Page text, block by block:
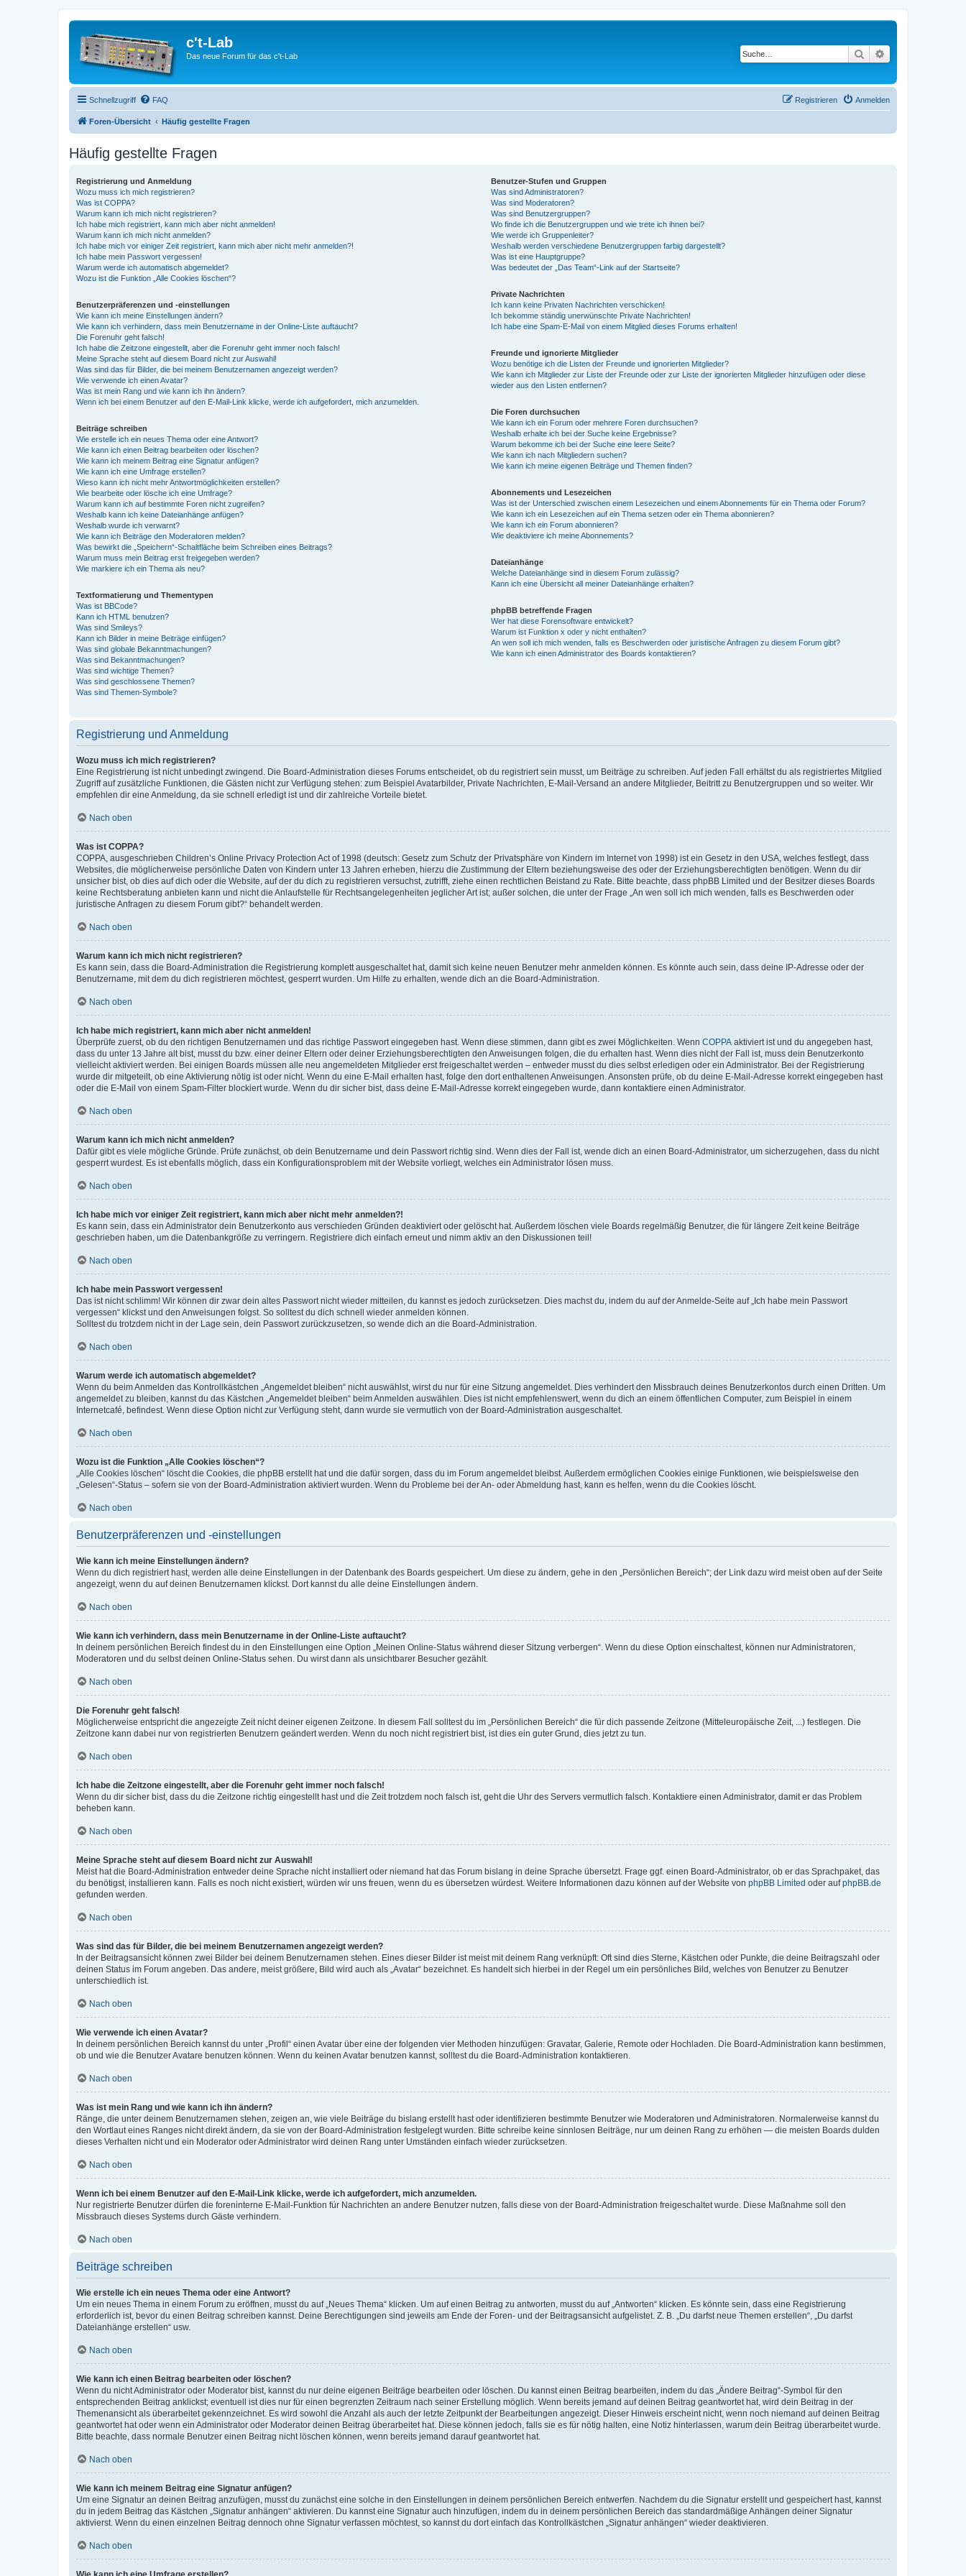
c't-Lab
Das neue Forum für das c't-Lab Suche
Schnellzugriff FAQ Anmelden
Registrieren
Foren-Übersicht Häufig gestellte Fragen
Häufig gestellte Fragen
Registrierung und Anmeldung
Wozu muss ich mich registrieren?
Was ist COPPA?
Warum kann ich mich nicht registrieren?
Ich habe mich registriert, kann mich aber nicht anmelden!
Warum kann ich mich nicht anmelden?
Ich habe mich vor einiger Zeit registriert, kann mich aber nicht mehr anmelden?!
Ich habe mein Passwort vergessen!
Warum werde ich automatisch abgemeldet?
Wozu ist die Funktion „Alle Cookies löschen“?
Benutzerpräferenzen und -einstellungen
Wie kann ich meine Einstellungen ändern?
Wie kann ich verhindern, dass mein Benutzername in der Online-Liste auftaucht?
Die Forenuhr geht falsch!
Ich habe die Zeitzone eingestellt, aber die Forenuhr geht immer noch falsch!
Meine Sprache steht auf diesem Board nicht zur Auswahl!
Was sind das für Bilder, die bei meinem Benutzernamen angezeigt werden?
Wie verwende ich einen Avatar?
Was ist mein Rang und wie kann ich ihn ändern?
Wenn ich bei einem Benutzer auf den E-Mail-Link klicke, werde ich aufgefordert, mich anzumelden.
Beiträge schreiben
Wie erstelle ich ein neues Thema oder eine Antwort?
Wie kann ich einen Beitrag bearbeiten oder löschen?
Wie kann ich meinem Beitrag eine Signatur anfügen?
Wie kann ich eine Umfrage erstellen?
Wieso kann ich nicht mehr Antwortmöglichkeiten erstellen?
Wie bearbeite oder lösche ich eine Umfrage?
Warum kann ich auf bestimmte Foren nicht zugreifen?
Weshalb kann ich keine Dateianhänge anfügen?
Weshalb wurde ich verwarnt?
Wie kann ich Beiträge den Moderatoren melden?
Was bewirkt die „Speichern“-Schaltfläche beim Schreiben eines Beitrags?
Warum muss mein Beitrag erst freigegeben werden?
Wie markiere ich ein Thema als neu?
Textformatierung und Thementypen
Was ist BBCode?
Kann ich HTML benutzen?
Was sind Smileys?
Kann ich Bilder in meine Beiträge einfügen?
Was sind globale Bekanntmachungen?
Was sind Bekanntmachungen?
Was sind wichtige Themen?
Was sind geschlossene Themen?
Was sind Themen-Symbole?
Benutzer-Stufen und Gruppen
Was sind Administratoren?
Was sind Moderatoren?
Was sind Benutzergruppen?
Wo finde ich die Benutzergruppen und wie trete ich ihnen bei?
Wie werde ich Gruppenleiter?
Weshalb werden verschiedene Benutzergruppen farbig dargestellt?
Was ist eine Hauptgruppe?
Was bedeutet der „Das Team“-Link auf der Startseite?
Private Nachrichten
Ich kann keine Privaten Nachrichten verschicken!
Ich bekomme ständig unerwünschte Private Nachrichten!
Ich habe eine Spam-E-Mail von einem Mitglied dieses Forums erhalten!
Freunde und ignorierte Mitglieder
Wozu benötige ich die Listen der Freunde und ignorierten Mitglieder?
Wie kann ich Mitglieder zur Liste der Freunde oder zur Liste der ignorierten Mitglieder hinzufügen oder diese
wieder aus den Listen entfernen?
Die Foren durchsuchen
Wie kann ich ein Forum oder mehrere Foren durchsuchen?
Weshalb erhalte ich bei der Suche keine Ergebnisse?
Warum bekomme ich bei der Suche eine leere Seite?
Wie kann ich nach Mitgliedern suchen?
Wie kann ich meine eigenen Beiträge und Themen finden?
Abonnements und Lesezeichen
Was ist der Unterschied zwischen einem Lesezeichen und einem Abonnements für ein Thema oder Forum?
Wie kann ich ein Lesezeichen auf ein Thema setzen oder ein Thema abonnieren?
Wie kann ich ein Forum abonnieren?
Wie deaktiviere ich meine Abonnements?
Dateianhänge
Welche Dateianhänge sind in diesem Forum zulässig?
Kann ich eine Übersicht all meiner Dateianhänge erhalten?
phpBB betreffende Fragen
Wer hat diese Forensoftware entwickelt?
Warum ist Funktion x oder y nicht enthalten?
An wen soll ich mich wenden, falls es Beschwerden oder juristische Anfragen zu diesem Forum gibt?
Wie kann ich einen Administrator des Boards kontaktieren?
Registrierung und Anmeldung
Wozu muss ich mich registrieren?
Eine Registrierung ist nicht unbedingt zwingend. Die Board-Administration dieses Forums entscheidet, ob du registriert sein musst, um Beiträge zu schreiben. Auf jeden Fall erhältst du als registriertes Mitglied
Zugriff auf zusätzliche Funktionen, die Gästen nicht zur Verfügung stehen: zum Beispiel Avatarbilder, Private Nachrichten, E-Mail-Versand an andere Mitglieder, Beitritt zu Benutzergruppen und so weiter. Wir
empfehlen dir eine Anmeldung, da sie schnell erledigt ist und dir zahlreiche Vorteile bietet.
Nach oben
Was ist COPPA?
COPPA, ausgeschrieben Children’s Online Privacy Protection Act of 1998 (deutsch: Gesetz zum Schutz der Privatsphäre von Kindern im Internet von 1998) ist ein Gesetz in den USA, welches festlegt, dass
Websites, die möglicherweise persönliche Daten von Kindern unter 13 Jahren erheben, hierzu die Zustimmung der Eltern beziehungsweise des oder der Erziehungsberechtigten benötigen. Wenn du dir
unsicher bist, ob dies auf dich oder die Website, auf der du dich zu registrieren versuchst, zutrifft, ziehe einen rechtlichen Beistand zu Rate. Bitte beachte, dass phpBB Limited und der Besitzer dieses Boards
keine Rechtsberatung anbieten kann und nicht die Anlaufstelle für Rechtsangelegenheiten jeglicher Art ist; außer solchen, die unter der Frage „An wen soll ich mich wenden, falls es Beschwerden oder
juristische Anfragen zu diesem Forum gibt?“ behandelt werden.
Nach oben
Warum kann ich mich nicht registrieren?
Es kann sein, dass die Board-Administration die Registrierung komplett ausgeschaltet hat, damit sich keine neuen Benutzer mehr anmelden können. Es könnte auch sein, dass deine IP-Adresse oder der
Benutzername, mit dem du dich registrieren möchtest, gesperrt wurden. Um Hilfe zu erhalten, wende dich an die Board-Administration.
Nach oben
Ich habe mich registriert, kann mich aber nicht anmelden!
Überprüfe zuerst, ob du den richtigen Benutzernamen und das richtige Passwort eingegeben hast. Wenn diese stimmen, dann gibt es zwei Möglichkeiten. Wenn COPPA aktiviert ist und du angegeben hast,
dass du unter 13 Jahre alt bist, musst du bzw. einer deiner Eltern oder deiner Erziehungsberechtigten den Anweisungen folgen, die du erhalten hast. Wenn dies nicht der Fall ist, muss dein Benutzerkonto
vielleicht aktiviert werden. Bei einigen Boards müssen alle neu angemeldeten Mitglieder erst freigeschaltet werden – entweder musst du dies selbst erledigen oder ein Administrator. Bei der Registrierung
wurde dir mitgeteilt, ob eine Aktivierung nötig ist oder nicht. Wenn du eine E-Mail erhalten hast, folge den dort enthaltenen Anweisungen. Ansonsten prüfe, ob du deine E-Mail-Adresse korrekt eingegeben hast
oder die E-Mail von einem Spam-Filter blockiert wurde. Wenn du dir sicher bist, dass deine E-Mail-Adresse korrekt eingegeben wurde, dann kontaktiere einen Administrator.
Nach oben
Warum kann ich mich nicht anmelden?
Dafür gibt es viele mögliche Gründe. Prüfe zunächst, ob dein Benutzername und dein Passwort richtig sind. Wenn dies der Fall ist, wende dich an einen Board-Administrator, um sicherzugehen, dass du nicht
gesperrt wurdest. Es ist ebenfalls möglich, dass ein Konfigurationsproblem mit der Website vorliegt, welches ein Administrator lösen muss.
Nach oben
Ich habe mich vor einiger Zeit registriert, kann mich aber nicht mehr anmelden?!
Es kann sein, dass ein Administrator dein Benutzerkonto aus verschieden Gründen deaktiviert oder gelöscht hat. Außerdem löschen viele Boards regelmäßig Benutzer, die für längere Zeit keine Beiträge
geschrieben haben, um die Datenbankgröße zu verringern. Registriere dich einfach erneut und nimm aktiv an den Diskussionen teil!
Nach oben
Ich habe mein Passwort vergessen!
Das ist nicht schlimm! Wir können dir zwar dein altes Passwort nicht wieder mitteilen, du kannst es jedoch zurücksetzen. Dies machst du, indem du auf der Anmelde-Seite auf „Ich habe mein Passwort
vergessen“ klickst und den Anweisungen folgst. So solltest du dich schnell wieder anmelden können.
Solltest du trotzdem nicht in der Lage sein, dein Passwort zurückzusetzen, so wende dich an die Board-Administration.
Nach oben
Warum werde ich automatisch abgemeldet?
Wenn du beim Anmelden das Kontrollkästchen „Angemeldet bleiben“ nicht auswählst, wirst du nur für eine Sitzung angemeldet. Dies verhindert den Missbrauch deines Benutzerkontos durch einen Dritten. Um
angemeldet zu bleiben, kannst du das Kästchen „Angemeldet bleiben“ beim Anmelden auswählen. Dies ist nicht empfehlenswert, wenn du dich an einem öffentlichen Computer, zum Beispiel in einem
Internetcafé, befindest. Wenn diese Option nicht zur Verfügung steht, dann wurde sie vermutlich von der Board-Administration ausgeschaltet.
Nach oben
Wozu ist die Funktion „Alle Cookies löschen“?
„Alle Cookies löschen“ löscht die Cookies, die phpBB erstellt hat und die dafür sorgen, dass du im Forum angemeldet bleibst. Außerdem ermöglichen Cookies einige Funktionen, wie beispielsweise den
„Gelesen“-Status – sofern sie von der Board-Administration aktiviert wurden. Wenn du Probleme bei der An- oder Abmeldung hast, kann es helfen, wenn du die Cookies löscht.
Nach oben
Benutzerpräferenzen und -einstellungen
Wie kann ich meine Einstellungen ändern?
Wenn du dich registriert hast, werden alle deine Einstellungen in der Datenbank des Boards gespeichert. Um diese zu ändern, gehe in den „Persönlichen Bereich“; der Link dazu wird meist oben auf der Seite
angezeigt, wenn du auf deinen Benutzernamen klickst. Dort kannst du alle deine Einstellungen ändern.
Nach oben
Wie kann ich verhindern, dass mein Benutzername in der Online-Liste auftaucht?
In deinem persönlichen Bereich findest du in den Einstellungen eine Option „Meinen Online-Status während dieser Sitzung verbergen“. Wenn du diese Option einschaltest, können nur Administratoren,
Moderatoren und du selbst deinen Online-Status sehen. Du wirst dann als unsichtbarer Besucher gezählt.
Nach oben
Die Forenuhr geht falsch!
Möglicherweise entspricht die angezeigte Zeit nicht deiner eigenen Zeitzone. In diesem Fall solltest du im „Persönlichen Bereich“ die für dich passende Zeitzone (Mitteleuropäische Zeit, ...) festlegen. Die
Zeitzone kann dabei nur von registrierten Benutzern geändert werden. Wenn du noch nicht registriert bist, ist dies ein guter Grund, dies jetzt zu tun.
Nach oben
Ich habe die Zeitzone eingestellt, aber die Forenuhr geht immer noch falsch!
Wenn du dir sicher bist, dass du die Zeitzone richtig eingestellt hast und die Zeit trotzdem noch falsch ist, geht die Uhr des Servers vermutlich falsch. Kontaktiere einen Administrator, damit er das Problem
beheben kann.
Nach oben
Meine Sprache steht auf diesem Board nicht zur Auswahl!
Meist hat die Board-Administration entweder deine Sprache nicht installiert oder niemand hat das Forum bislang in deine Sprache übersetzt. Frage ggf. einen Board-Administrator, ob er das Sprachpaket, das
du benötigst, installieren kann. Falls es noch nicht existiert, würden wir uns freuen, wenn du es übersetzen würdest. Weitere Informationen dazu können auf der Website von phpBB Limited oder aufphpBB.de
gefunden werden.
Nach oben
Was sind das für Bilder, die bei meinem Benutzernamen angezeigt werden?
In der Beitragsansicht können zwei Bilder bei deinem Benutzernamen stehen. Eines dieser Bilder ist meist mit deinem Rang verknüpft: Oft sind dies Sterne, Kästchen oder Punkte, die deine Beitragszahl oder
deinen Status im Forum angeben. Das andere, meist größere, Bild wird auch als „Avatar“ bezeichnet. Es handelt sich hierbei in der Regel um ein persönliches Bild, welches von Benutzer zu Benutzer
unterschiedlich ist.
Nach oben
Wie verwende ich einen Avatar?
In deinem persönlichen Bereich kannst du unter „Profil“ einen Avatar über eine der folgenden vier Methoden hinzufügen: Gravatar, Galerie, Remote oder Hochladen. Die Board-Administration kann bestimmen,
ob und wie die Benutzer Avatare benutzen können. Wenn du keinen Avatar benutzen kannst, solltest du die Board-Administration kontaktieren.
Nach oben
Was ist mein Rang und wie kann ich ihn ändern?
Ränge, die unter deinem Benutzernamen stehen, zeigen an, wie viele Beiträge du bislang erstellt hast oder identifizieren bestimmte Benutzer wie Moderatoren und Administratoren. Normalerweise kannst du
den Wortlaut eines Ranges nicht direkt ändern, da sie von der Board-Administration festgelegt wurden. Bitte schreibe keine sinnlosen Beiträge, nur um deinen Rang zu erhöhen — die meisten Boards dulden
dieses Verhalten nicht und ein Moderator oder Administrator wird deinen Rang unter Umständen einfach wieder zurücksetzen.
Nach oben
Wenn ich bei einem Benutzer auf den E-Mail-Link klicke, werde ich aufgefordert, mich anzumelden.
Nur registrierte Benutzer dürfen die foreninterne E-Mail-Funktion für Nachrichten an andere Benutzer nutzen, falls diese von der Board-Administration freigeschaltet wurde. Diese Maßnahme soll den
Missbrauch dieses Systems durch Gäste verhindern.
Nach oben
Beiträge schreiben
Wie erstelle ich ein neues Thema oder eine Antwort?
Um ein neues Thema in einem Forum zu eröffnen, musst du auf „Neues Thema“ klicken. Um auf einen Beitrag zu antworten, musst du auf „Antworten“ klicken. Es könnte sein, dass eine Registrierung
erforderlich ist, bevor du einen Beitrag schreiben kannst. Deine Berechtigungen sind jeweils am Ende der Foren- und der Beitragsansicht aufgelistet. Z. B. „Du darfst neue Themen erstellen“, „Du darfst
Dateianhänge erstellen“ usw.
Nach oben
Wie kann ich einen Beitrag bearbeiten oder löschen?
Wenn du nicht Administrator oder Moderator bist, kannst du nur deine eigenen Beiträge bearbeiten oder löschen. Du kannst einen Beitrag bearbeiten, indem du das „Ändere Beitrag“-Symbol für den
entsprechenden Beitrag anklickst; eventuell ist dies nur für einen begrenzten Zeitraum nach seiner Erstellung möglich. Wenn bereits jemand auf deinen Beitrag geantwortet hat, wird dein Beitrag in der
Themenansicht als überarbeitet gekennzeichnet. Es wird sowohl die Anzahl als auch der letzte Zeitpunkt der Bearbeitungen angezeigt. Dieser Hinweis erscheint nicht, wenn noch niemand auf deinen Beitrag
geantwortet hat oder wenn ein Administrator oder Moderator deinen Beitrag überarbeitet hat. Diese können jedoch, falls sie es für nötig halten, eine Notiz hinterlassen, warum dein Beitrag überarbeitet wurde.
Bitte beachte, dass normale Benutzer einen Beitrag nicht löschen können, wenn bereits jemand darauf geantwortet hat.
Nach oben
Wie kann ich meinem Beitrag eine Signatur anfügen?
Um eine Signatur an deinen Beitrag anzufügen, musst du zunächst eine solche in den Einstellungen in deinem persönlichen Bereich entwerfen. Nachdem du die Signatur erstellt und gespeichert hast, kannst
du in jedem Beitrag das Kästchen „Signatur anhängen“ aktivieren. Du kannst eine Signatur auch hinzufügen, indem du in deinem persönlichen Bereich das standardmäßige Anhängen deiner Signatur
aktivierst. Wenn du einen einzelnen Beitrag dennoch ohne Signatur verfassen möchtest, so kannst du dort einfach das Kontrollkästchen „Signatur anhängen“ wieder deaktivieren.
Nach oben